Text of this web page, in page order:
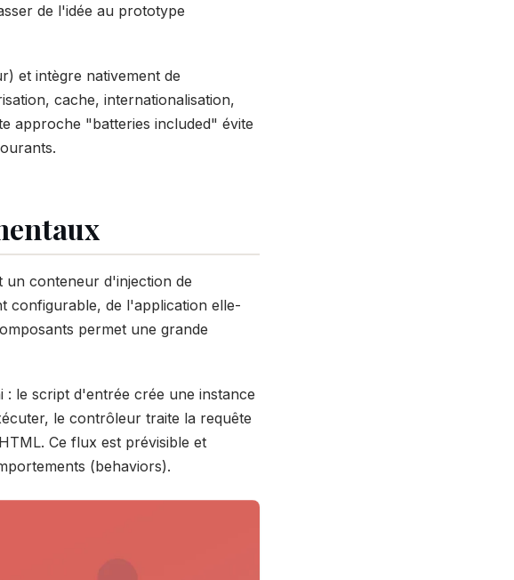
de l'idée au prototype
et intègre nativement de
cache, internationalisation,
approche "batteries included" évite
un conteneur d'injection de
configurable, de l'application elle-
permet une grande
: le script d'entrée crée une instance
le contrôleur traite la requête
Ce flux est prévisible et
(behaviors).